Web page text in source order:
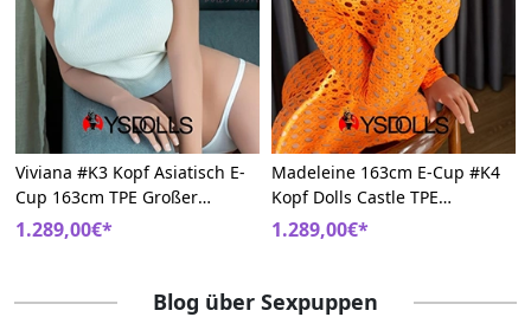
Viviana #K3 Kopf Asiatisch E-
Cup 163cm TPE Großer
Hintern Liebespuppe Dolls
1.289,00€*
Madeleine 163cm E-Cup #K4
Kopf Dolls Castle TPE
Europäisch Lebensecht
Liebespuppe
1.289,00€*
Blog über Sexpuppen